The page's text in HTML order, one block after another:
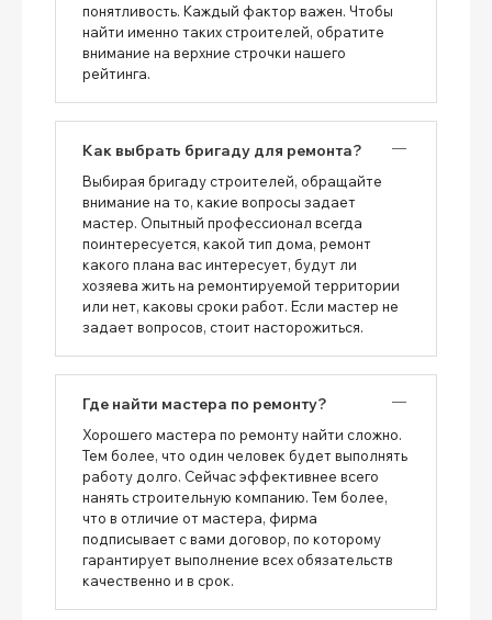
понятливость. Каждый фактор важен. Чтобы
найти именно таких строителей, обратите
внимание на верхние строчки нашего
рейтинга.
Как выбрать бригаду для ремонта?
Выбирая бригаду строителей, обращайте
внимание на то, какие вопросы задает
мастер. Опытный профессионал всегда
поинтересуется, какой тип дома, ремонт
какого плана вас интересует, будут ли
хозяева жить на ремонтируемой территории
или нет, каковы сроки работ. Если мастер не
задает вопросов, стоит насторожиться.
Где найти мастера по ремонту?
Хорошего мастера по ремонту найти сложно.
Тем более, что один человек будет выполнять
работу долго. Сейчас эффективнее всего
нанять строительную компанию. Тем более,
что в отличие от мастера, фирма
подписывает с вами договор, по которому
гарантирует выполнение всех обязательств
качественно и в срок.